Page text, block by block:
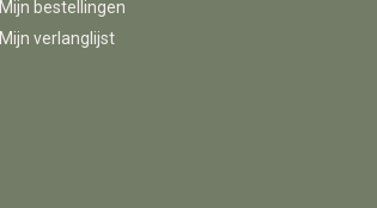
Mijn bestellingen
Mijn verlanglijst